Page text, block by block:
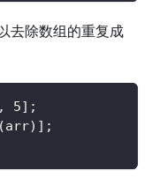
去除数组的重复成
, 5] ;
(arr) ] ;